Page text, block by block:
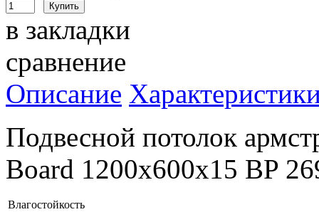
в закладки
сравнение
Описание
Подвесной потолок
Board 1200x600x15 BP
Влагостойкость